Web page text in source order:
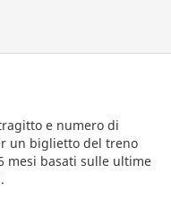
e numero di
un biglietto del treno
mesi basati sulle ultime